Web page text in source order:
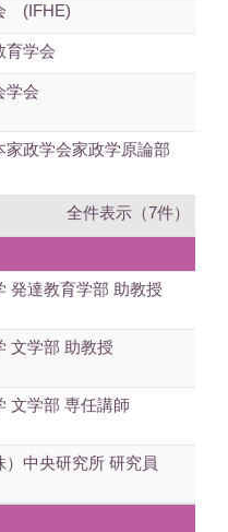
(IFHE)
育学会
学会
家政学会家政学原論部
全件表示（7件）
発達教育学部 助教授
文学部 助教授
文学部 専任講師
）中央研究所 研究員